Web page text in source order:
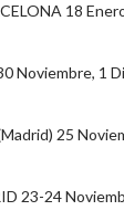
18
Noviembre, 1
25
23-24